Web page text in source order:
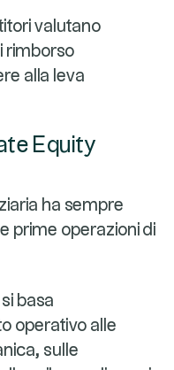
valutano
rimborso
alla leva
Equity
ha sempre
prime operazioni di
basa
operativo alle
sulle